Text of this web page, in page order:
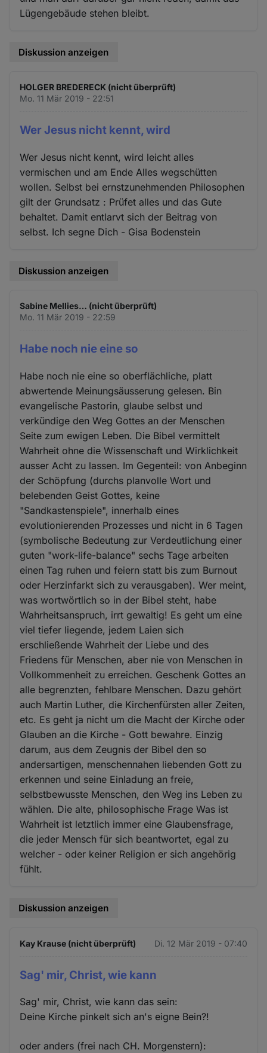
Lügengebäude stehen bleibt.
Diskussion anzeigen
HOLGER BREDERECK (nicht überprüft)
Mo. 11 Mär 2019 - 22:51
Wer Jesus nicht kennt, wird
Wer Jesus nicht kennt, wird leicht alles
vermischen und am Ende Alles wegschütten
wollen. Selbst bei ernstzunehmenden Philosophen
gilt der Grundsatz : Prüfet alles und das Gute
behaltet. Damit entlarvt sich der Beitrag von
selbst. Ich segne Dich - Gisa Bodenstein
Diskussion anzeigen
Sabine Mellies… (nicht überprüft)
Mo. 11 Mär 2019 - 22:59
Habe noch nie eine so
Habe noch nie eine so oberflächliche, platt
abwertende Meinungsäusserung gelesen. Bin
evangelische Pastorin, glaube selbst und
verkündige den Weg Gottes an der Menschen
Seite zum ewigen Leben. Die Bibel vermittelt
Wahrheit ohne die Wissenschaft und Wirklichkeit
ausser Acht zu lassen. Im Gegenteil: von Anbeginn
der Schöpfung (durchs planvolle Wort und
belebenden Geist Gottes, keine
"Sandkastenspiele", innerhalb eines
evolutionierenden Prozesses und nicht in 6 Tagen
(symbolische Bedeutung zur Verdeutlichung einer
guten "work-life-balance" sechs Tage arbeiten
einen Tag ruhen und feiern statt bis zum Burnout
oder Herzinfarkt sich zu verausgaben). Wer meint,
was wortwörtlich so in der Bibel steht, habe
Wahrheitsanspruch, irrt gewaltig! Es geht um eine
viel tiefer liegende, jedem Laien sich
erschließende Wahrheit der Liebe und des
Friedens für Menschen, aber nie von Menschen in
Vollkommenheit zu erreichen. Geschenk Gottes an
alle begrenzten, fehlbare Menschen. Dazu gehört
auch Martin Luther, die Kirchenfürsten aller Zeiten,
etc. Es geht ja nicht um die Macht der Kirche oder
Glauben an die Kirche - Gott bewahre. Einzig
darum, aus dem Zeugnis der Bibel den so
andersartigen, menschennahen liebenden Gott zu
erkennen und seine Einladung an freie,
selbstbewusste Menschen, den Weg ins Leben zu
wählen. Die alte, philosophische Frage Was ist
Wahrheit ist letztlich immer eine Glaubensfrage,
die jeder Mensch für sich beantwortet, egal zu
welcher - oder keiner Religion er sich angehörig
fühlt.
Diskussion anzeigen
Kay Krause (nicht überprüft) Di. 12 Mär 2019 - 07:40
Sag' mir, Christ, wie kann
Sag' mir, Christ, wie kann das sein:
Deine Kirche pinkelt sich an's eigne Bein?!
oder anders (frei nach CH. Morgenstern):